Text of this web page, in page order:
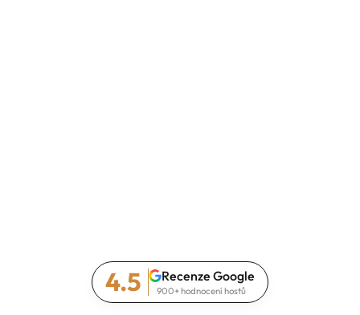
4.5 Recenze Google
900+ hodnocení hostů